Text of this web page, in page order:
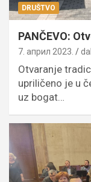
DRUŠTVO
PANČEVO:
7. април 2023.
Otvaranje
upriličeno je u
uz bogat…